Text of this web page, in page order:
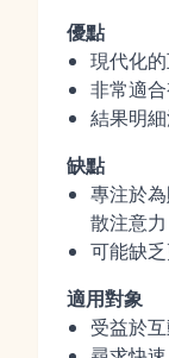
優點
現代化
非常適
結果明
缺點
專注於
散注意力
可能缺
適用對象
受益於